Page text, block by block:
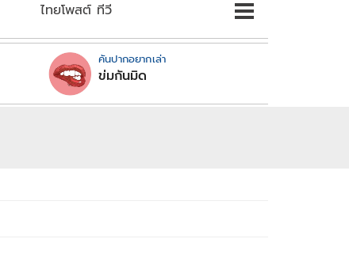
ไทยโพสต์ ทีวี
คันปากอยากเล่า
ข่มกันมิด